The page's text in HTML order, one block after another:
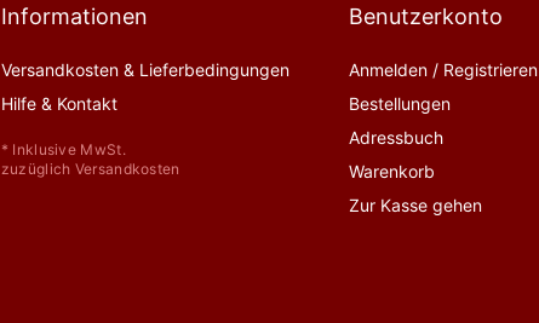
Informationen
Versandkosten & Lieferbedingungen
Hilfe & Kontakt
* Inklusive MwSt.
zuzüglich Versandkosten
Benutzerkonto
Anmelden / Registrieren
Bestellungen
Adressbuch
Warenkorb
Zur Kasse gehen